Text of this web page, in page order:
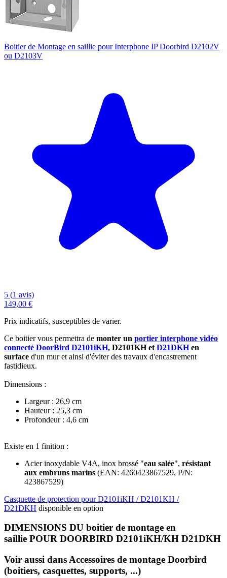
Boitier de Montage en saillie pour Interphone IP Doorbird D2102V
ou D2103V
5 (1 avis)
149,00 €
Prix indicatifs, susceptibles de varier.
Ce boitier vous permettra de monter un portier interphone vidéo
connecté DoorBird D2101iKH, D2101KH et D21DKHen
surface d'un mur et ainsi d'éviter des travaux d'encastrement
fastidieux.
Dimensions :
Largeur : 26,9 cm
Hauteur : 25,3 cm
Profondeur : 4,6 cm
Existe en 1 finition :
Acier inoxydable V4A, inox brossé "eau salée", résistant
aux embruns marins (EAN: 4260423867529, P/N:
423867529)
Casquette de protection pour D2101iKH / D2101KH /
D21DKH disponible en option
DIMENSIONS DU boitier de montage en
saillie POUR DOORBIRD D2101iKH/KH D21DKH
Voir aussi dans Accessoires de montage Doorbird
(boitiers, casquettes, supports, ...)